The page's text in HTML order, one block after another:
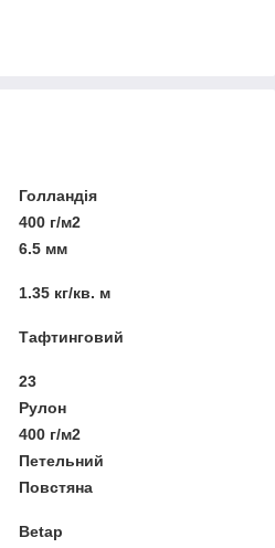
Голландія
400 г/м2
6.5 мм
1.35 кг/кв. м
Тафтинговий
23
Рулон
400 г/м2
Петельний
Повстяна
Betap